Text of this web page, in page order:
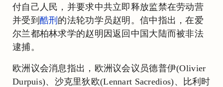
付自己人民，并要求中共立即释放监禁在劳动营
并受到 酷刑 的法轮功学员赵明。信中指出，在爱
尔兰都柏林求学的赵明因返回中国大陆而被非法
逮捕。
欧洲议会消息指出，欧洲议会议员德普伊(Olivier
Durpuis)、沙克里狄欧(Lennart Sacredios)、比利时